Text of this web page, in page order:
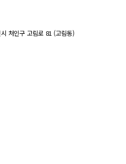
처인구 고림로 81 (고림동)